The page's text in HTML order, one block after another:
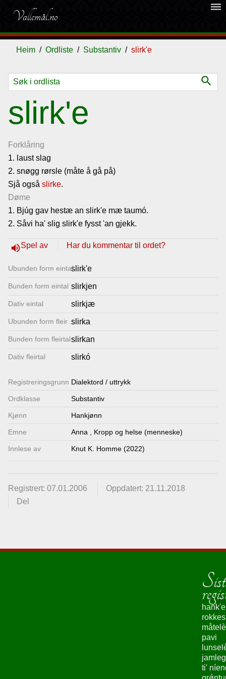
Vallemål.no
dehaze
Heim Ordliste Substantiv slirk'e
search
slirk'e
Forklåring
1. laust slag
2. snøgg rørsle (måte å gå på)
Sjå også slirke.
Døme
1. Bjúg gav hestæ an slirk'e mæ taumó.
2. Såvi ha' slig slirk'e fysst 'an gjekk.
volume_upSpel av Har du kommentar til ordet?
Ubunden form eintalslirk'e
Bunden form eintal slirkjen
Dativ eintal slirkjæ
Ubunden form fleirtal
slirka
Bunden form fleirtalslirkan
Dativ fleirtal slirkó
Registrerings­grunn Dialektord / uttrykk
Ordklasse Substantiv
Kjønn Hankjønn
Emne Anna Kropp og helse (menneske)
Innlese av Knut K. Homme (2022)
Registrert: 07.01.2006
Oppdatert: 21.11.2018
Del
Ordliste
Om
vallemålet
Gjestebok
Nyhende
Lenkjer
Kontakt
oss
hank'e
pavi
ti'